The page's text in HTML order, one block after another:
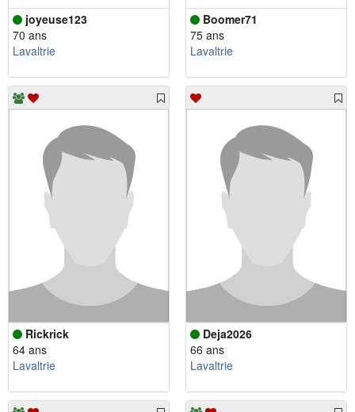
joyeuse123
70 ans
Lavaltrie
Boomer71
75 ans
Lavaltrie
Rickrick
64 ans
Lavaltrie
Deja2026
66 ans
Lavaltrie